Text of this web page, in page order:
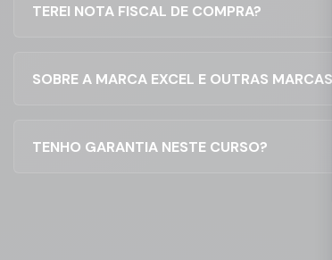
TEREI NOTA FISCAL DE COMPRA?
SOBRE A MARCA EXCEL E OUTRAS
TENHO GARANTIA NESTE CURSO?